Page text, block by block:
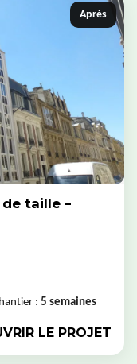
Après
taille –
: 5 semaines
LE PROJET